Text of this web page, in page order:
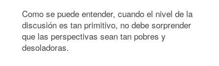
Como se puede entender, cuando el nivel de la
discusión es tan primitivo, no debe sorprender
que las perspectivas sean tan pobres y
desoladoras.